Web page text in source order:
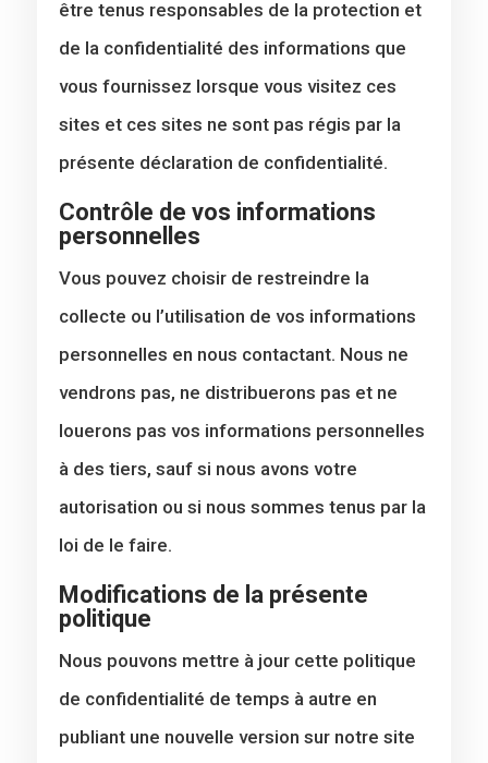
être tenus responsables de la protection et
de la confidentialité des informations que
vous fournissez lorsque vous visitez ces
sites et ces sites ne sont pas régis par la
présente déclaration de confidentialité.
Contrôle de vos informations
personnelles
Vous pouvez choisir de restreindre la
collecte ou l’utilisation de vos informations
personnelles en nous contactant. Nous ne
vendrons pas, ne distribuerons pas et ne
louerons pas vos informations personnelles
à des tiers, sauf si nous avons votre
autorisation ou si nous sommes tenus par la
loi de le faire.
Modifications de la présente
politique
Nous pouvons mettre à jour cette politique
de confidentialité de temps à autre en
publiant une nouvelle version sur notre site